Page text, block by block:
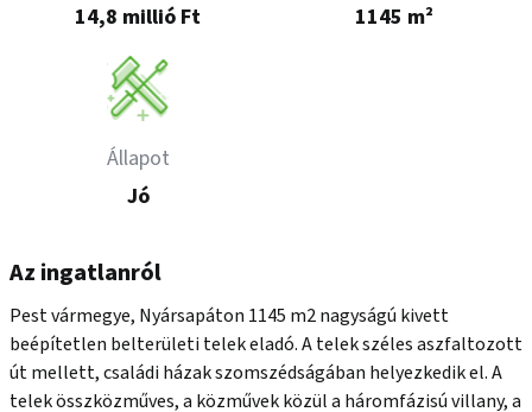
14,8 millió Ft
1145 m²
Állapot
Jó
Az ingatlanról
Pest vármegye, Nyársapáton 1145 m2 nagyságú kivett
beépítetlen belterületi telek eladó. A telek széles aszfaltozott
út mellett, családi házak szomszédságában helyezkedik el. A
telek összközműves, a közművek közül a háromfázisú villany, a